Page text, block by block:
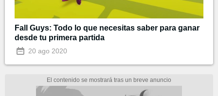
Fall Guys: Todo lo que necesitas saber para ganar
desde tu primera partida
20 ago 2020